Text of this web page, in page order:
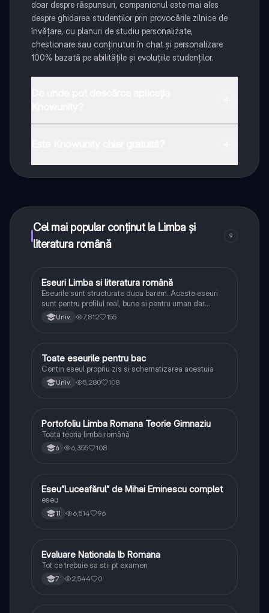
doar despre răspunsuri, companionul este mai ales
despre ghidarea studenților prin provocările zilnice de
învățare, cu planuri de studiu personalizate,
chestionare sau conținuturi în chat și personalizare
100% bazată pe abilitățile și evoluțiile studenților.
Cel mai popular conținut la Limba și
literatura română
9
Limba și literatura română
Eseuri Limba si literatura română
Eseurile sunt structurate dupa barem. Aceste eseuri
sunt pentru profilul real, bune si pentru uman dar
lipsesc relatiile dintre personaje si caracrerizarile.
Univ. 7,812 155
Limba și literatura română
Toate eseurile pentru bac
Contin eseul propriu zis si schematizarea acestuia
Univ. 5,280 108
Limba și literatura română
Portofoliu Limba Romana Teorie Gimnaziu
Toata teoria limba română
6 6,355 108
Limba și literatura română
Eseu”Luceafărul” de Mihai Eminescu complet
eseu
11 6,514 96
Limba și literatura română
Evaluare Nationala lb Romana
Tot ce trebuie sa stii pt examen
7 2,544 0